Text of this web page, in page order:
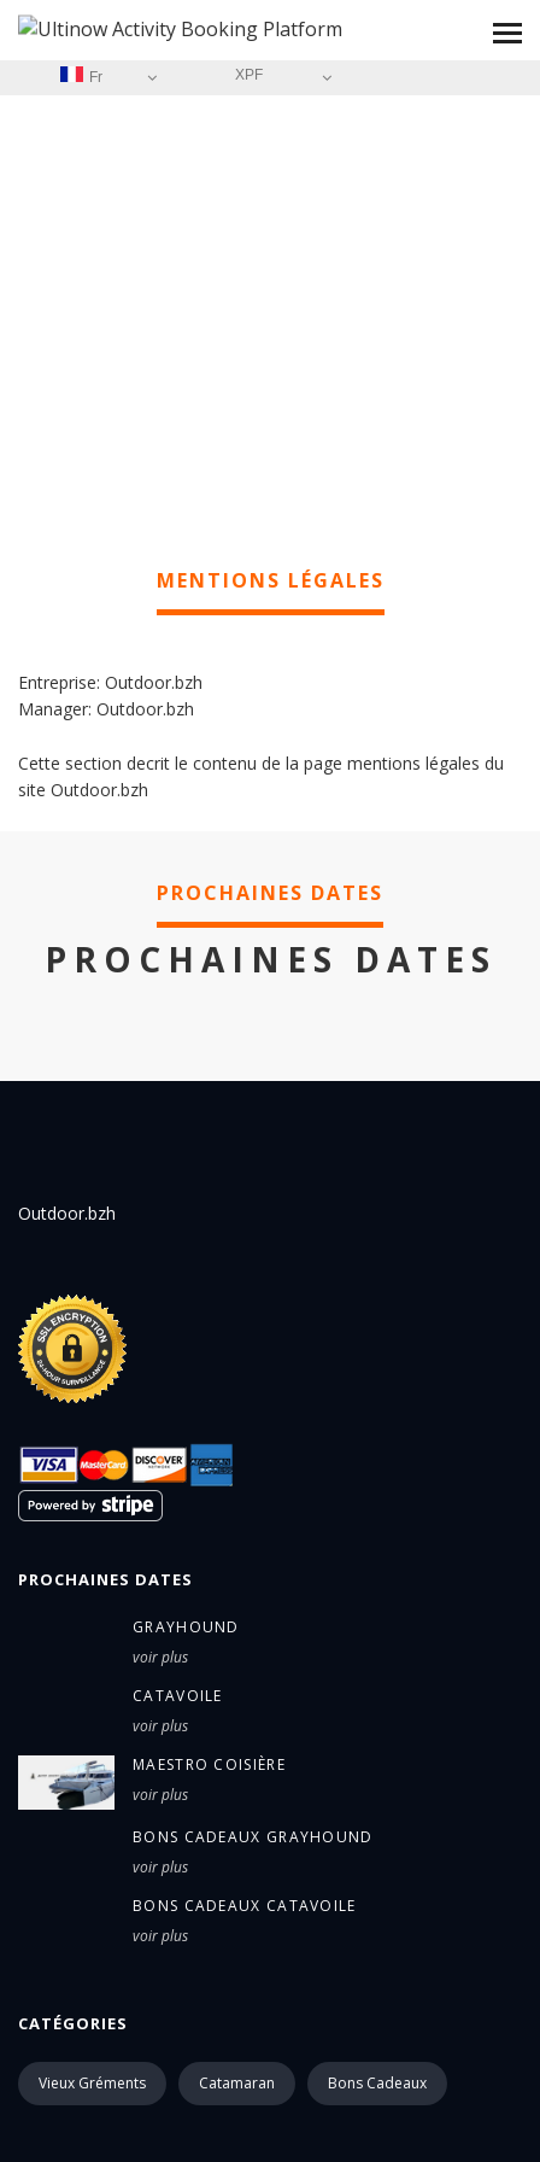
Fr XPF
MENTIONS LÉGALES
Entreprise: Outdoor.bzh
Manager: Outdoor.bzh
Cette section decrit le contenu de la page mentions légales du
site Outdoor.bzh
PROCHAINES DATES
PROCHAINES DATES
Outdoor.bzh
PROCHAINES DATES
GRAYHOUND
voir plus
CATAVOILE
voir plus
MAESTRO COISIÈRE
voir plus
BONS CADEAUX GRAYHOUND
voir plus
BONS CADEAUX CATAVOILE
voir plus
CATÉGORIES
Vieux Gréments Catamaran Bons Cadeaux